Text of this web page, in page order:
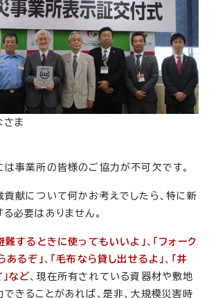
さま
事業所の皆様のご協力が不可欠です。
献について何かお考えでしたら、特に新
必要はありません。
難するときに使ってもいいよ」 、 「フォーク
あるぞ」 、 「毛布なら貸し出せるよ」 、 「井
など、現在所有されている資器材や敷地
きることがあれば、是非、大規模災害時